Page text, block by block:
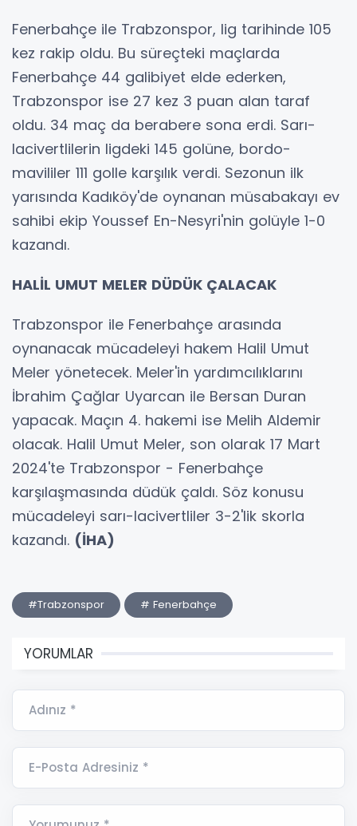
Fenerbahçe ile Trabzonspor, lig tarihinde 105
kez rakip oldu. Bu süreçteki maçlarda
Fenerbahçe 44 galibiyet elde ederken,
Trabzonspor ise 27 kez 3 puan alan taraf
oldu. 34 maç da berabere sona erdi. Sarı-
lacivertlilerin ligdeki 145 golüne, bordo-
mavililer 111 golle karşılık verdi. Sezonun ilk
yarısında Kadıköy'de oynanan müsabakayı ev
sahibi ekip Youssef En-Nesyri'nin golüyle 1-0
kazandı.
HALİL UMUT MELER DÜDÜK ÇALACAK
Trabzonspor ile Fenerbahçe arasında
oynanacak mücadeleyi hakem Halil Umut
Meler yönetecek. Meler'in yardımcılıklarını
İbrahim Çağlar Uyarcan ile Bersan Duran
yapacak. Maçın 4. hakemi ise Melih Aldemir
olacak. Halil Umut Meler, son olarak 17 Mart
2024'te Trabzonspor - Fenerbahçe
karşılaşmasında düdük çaldı. Söz konusu
mücadeleyi sarı-lacivertliler 3-2'lik skorla
kazandı. (İHA)
#Trabzonspor # Fenerbahçe
YORUMLAR
Adınız *
E-Posta Adresiniz *